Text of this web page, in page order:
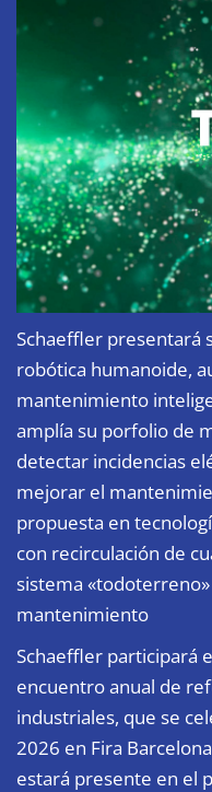
Schaeffler presentará
robótica humanoide,
mantenimiento
amplía su porfolio de
detectar incidencias
mejorar el
propuesta en
con recirculación de
sistema
mantenimiento
Schaeffler participará
encuentro anual de
industriales, que se
2026 en Fira
estará presente en el